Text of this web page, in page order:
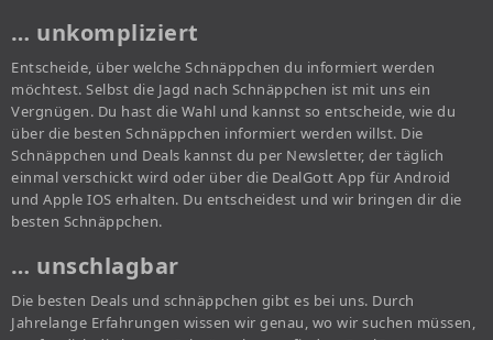
… unkompliziert
Entscheide, über welche Schnäppchen du informiert werden
möchtest. Selbst die Jagd nach Schnäppchen ist mit uns ein
Vergnügen. Du hast die Wahl und kannst so entscheide, wie du
über die besten Schnäppchen informiert werden willst. Die
Schnäppchen und Deals kannst du per Newsletter, der täglich
einmal verschickt wird oder über die DealGott App für Android
und Apple IOS erhalten. Du entscheidest und wir bringen dir die
besten Schnäppchen.
… unschlagbar
Die besten Deals und schnäppchen gibt es bei uns. Durch
Jahrelange Erfahrungen wissen wir genau, wo wir suchen müssen,